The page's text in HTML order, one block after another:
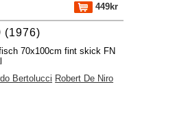
449kr
(1976)
70x100cm fint skick FN
Bertolucci Robert De Niro